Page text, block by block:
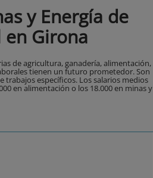
y Energía de
Girona
de agricultura, ganadería, alimentación,
tienen un futuro prometedor. Son
trabajos específicos. Los salarios medios
en alimentación o los 18.000 en minas y